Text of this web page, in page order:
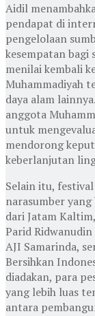
Aidil
pendapat di
pengelolaan
kesempatan bagi
menilai kembali
Muhammadiyah
daya alam
anggota
untuk
mendorong
keberlanjutan
Selain itu,
narasumber
dari Jatam
Parid
AJI Samarinda,
Bersihkan
diadakan, para
yang lebih luas
antara